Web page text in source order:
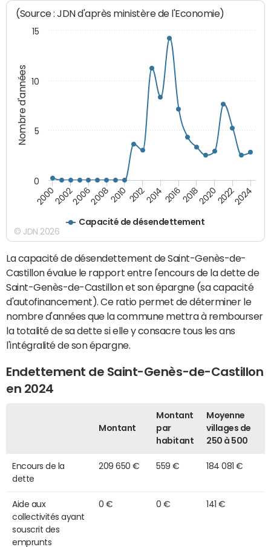
Nombre d'années
(Source : JDN d'après ministère de l'Economie)
Capacité de désendettement
20002002200620082010 2012201420162018202020222024
0
5
10
15
© JDN 2026
La capacité de désendettement de Saint-Genès-de-
Castillon évalue le rapport entre l'encours de la dette de
Saint-Genès-de-Castillon et son épargne (sa capacité
d'autofinancement). Ce ratio permet de déterminer le
nombre d'années que la commune mettra à rembourser
la totalité de sa dette si elle y consacre tous les ans
l'intégralité de son épargne.
Endettement de Saint-Genès-de-Castillon
en 2024
Montant
Montant
par
habitant
Moyenne
villages de
250 à 500
Encours de la
dette
209 650 € 559 € 184 081 €
Aide aux
collectivités ayant
souscrit des
emprunts
0 € 0 € 141 €